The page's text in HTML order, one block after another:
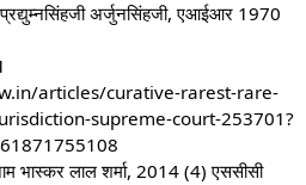
प्रद्युम्नसिंहजी अर्जुनसिंहजी, एआईआर 1970
articles/curative-rarest-rare-
supreme-court-253701?
भास्कर लाल शर्मा, 2014 (4) एससीसी